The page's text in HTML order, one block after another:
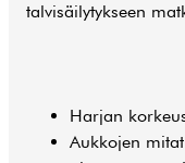
talvisäilytykseen
Harjan
Aukkojen